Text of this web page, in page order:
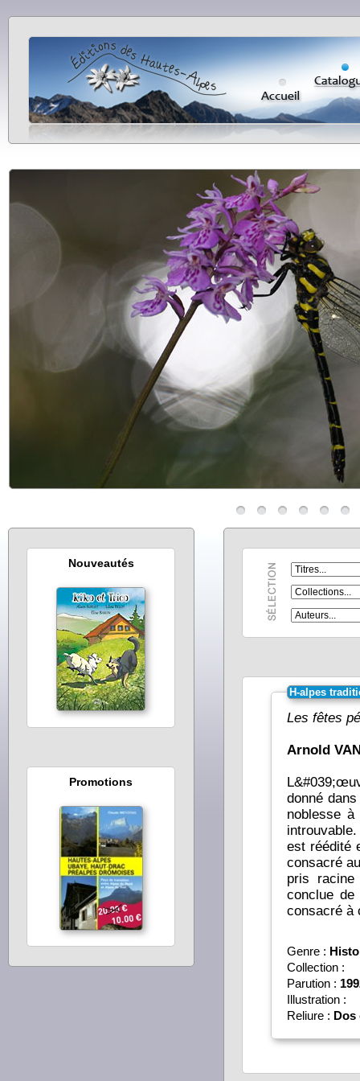
H-alpes
Les fêtes
Arnold
donné
noblesse à
est réédité
consacré
pris racine
conclue de
consacré à
Genre :
Collection :
Parution :
Illustration :
Reliure : Dos
Nouveautés
Promotions